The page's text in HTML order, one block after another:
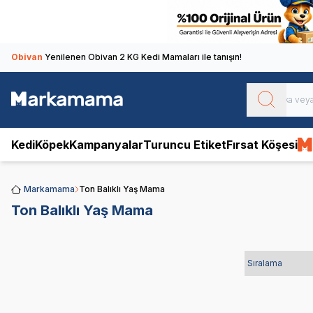
Obivan Yenilenen Obivan 2 KG Kedi Mamaları ile tanışın!
KediKöpekKampanyalarTuruncu EtiketFırsat Köşesi
Markamama Ton Balıklı Yaş Mama
Ton Balıklı Yaş Mama